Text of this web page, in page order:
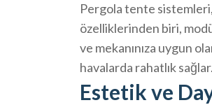
Pergola tente
özelliklerinden biri,
ve mekanınıza uygun
havalarda rahatlık
Estetik ve